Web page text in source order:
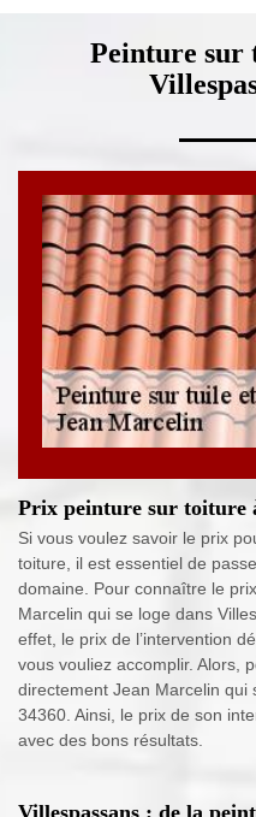
Peinture sur
Prix peinture sur toiture
Si vous voulez savoir le prix
toiture, il est essentiel de
domaine. Pour connaître le
Marcelin qui se loge dans
effet, le prix de l’intervention
vous vouliez accomplir. Alors,
directement Jean Marcelin qui
34360. Ainsi, le prix de son
avec des bons résultats.